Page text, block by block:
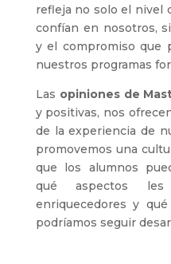
refleja no solo el nivel
confían en nosotros,
y el compromiso que
nuestros programas
Las opiniones de
y positivas, nos
de la experiencia de
promovemos una
que los alumnos
qué aspectos
enriquecedores y
podríamos seguir